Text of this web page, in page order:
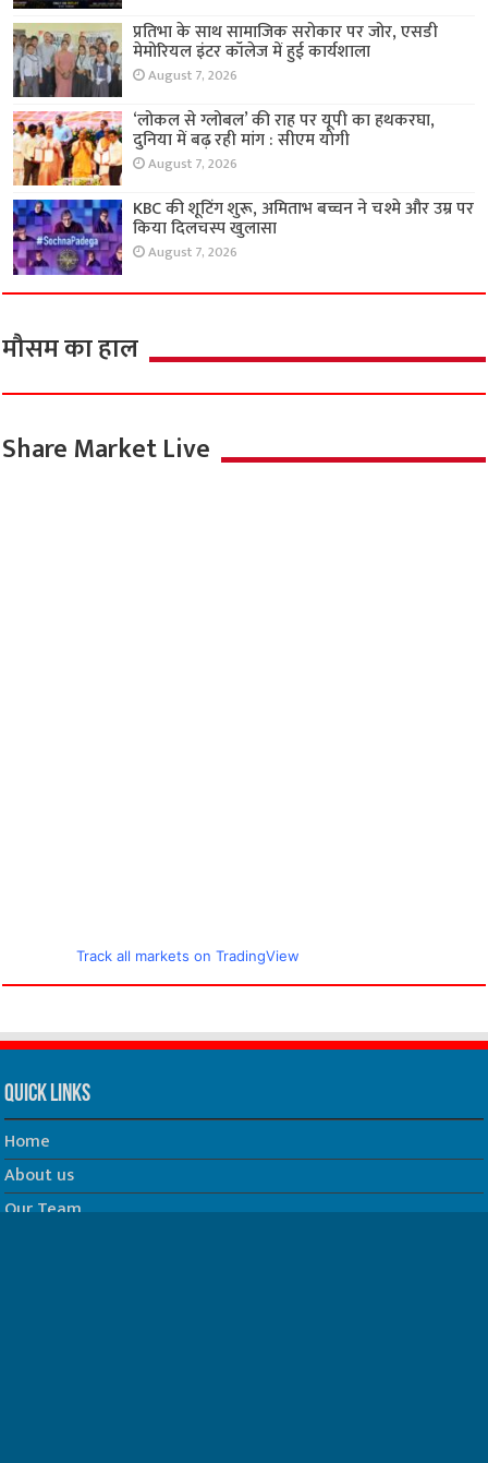
प्रतिभा के साथ सामाजिक सरोकार पर जोर, एसडी
मेमोरियल इंटर कॉलेज में हुई कार्यशाला
August 7, 2026
‘लोकल से ग्लोबल’ की राह पर यूपी का हथकरघा,
दुनिया में बढ़ रही मांग : सीएम योगी
August 7, 2026
KBC की शूटिंग शुरू, अमिताभ बच्चन ने चश्मे और उम्र पर
किया दिलचस्प खुलासा
August 7, 2026
मौसम का हाल
Share Market Live
Track all markets on TradingView
Quick Links
Home
About us
Our Team